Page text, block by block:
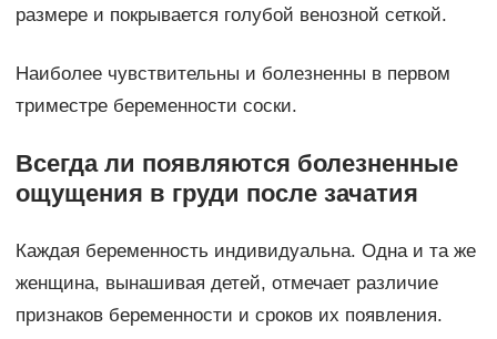
размере и покрывается голубой венозной сеткой.
Наиболее чувствительны и болезненны в первом
триместре беременности соски.
Всегда ли появляются болезненные
ощущения в груди после зачатия
Каждая беременность индивидуальна. Одна и та же
женщина, вынашивая детей, отмечает различие
признаков беременности и сроков их появления.